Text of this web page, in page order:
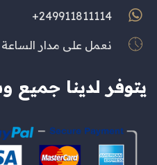
249911811114+
نعمل على مدار الساعة
يتوفر لدينا جميع